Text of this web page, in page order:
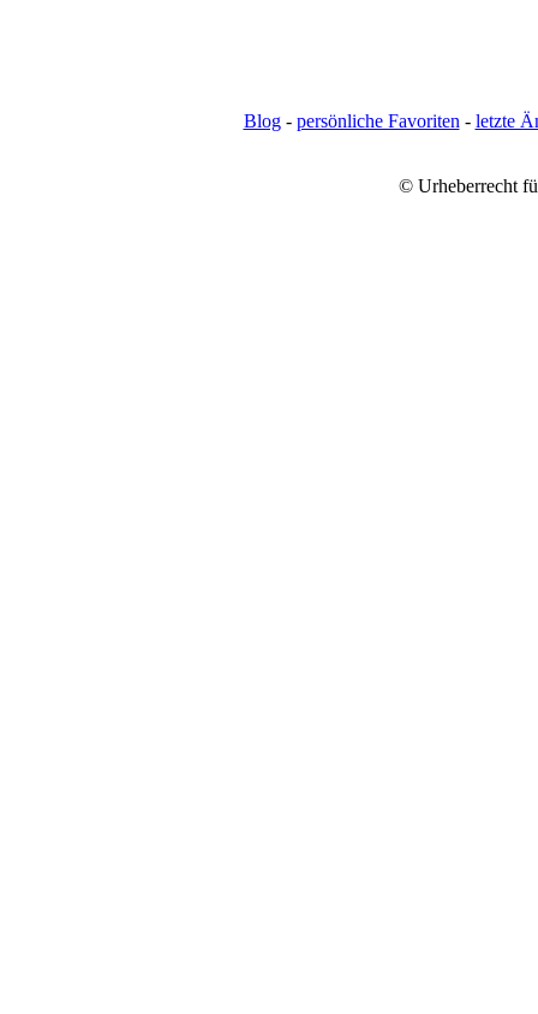
Blog- persönliche Favoriten - letzte
© Urheberrecht